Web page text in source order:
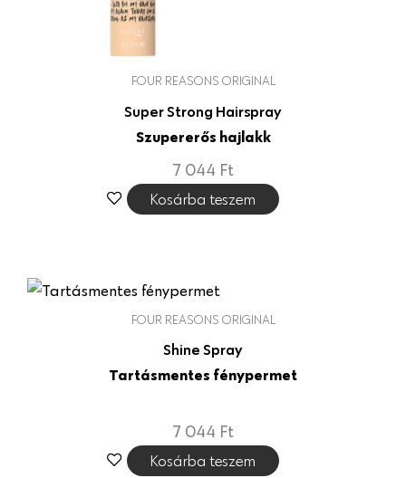
FOUR REASONS ORIGINAL
Super Strong Hairspray
Szupererős hajlakk
7 044 Ft
Kosárba teszem
FOUR REASONS ORIGINAL
Shine Spray
Tartásmentes fénypermet
7 044 Ft
Kosárba teszem